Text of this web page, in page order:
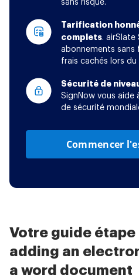
sans risque.
Tarification
complets. airSlate
abonnements sans
frais cachés lors du
Sécurité de
SignNow vous aide
de sécurité
Commencer
Votre guide
adding an
a word document